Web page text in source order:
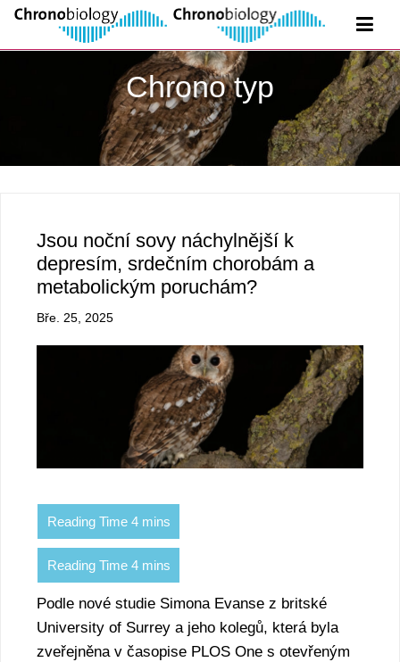
Chrono typ
Jsou noční sovy náchylnější k
depresím, srdečním chorobám a
metabolickým poruchám?
Bře. 25, 2025
Podle nové studie Simona Evanse z britské
University of Surrey a jeho kolegů, která byla
zveřejněna v časopise PLOS One s otevřeným